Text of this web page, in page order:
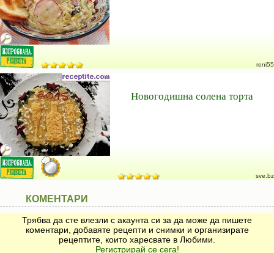
reni55
Новогодишна солена торта
sve.bz
КОМЕНТАРИ
Трябва да сте влезли с акаунта си за да може да пишете
коментари, добавяте рецепти и снимки и организирате
рецептите, които харесвате в Любими.
Регистрирай се сега!